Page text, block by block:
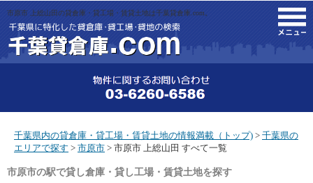
市原市 上総山田の貸倉庫・貸工場・賃貸土地は千葉貸倉庫.com。
千葉県内の貸倉庫・貸工場・賃貸土地の情報満載（トップ) > 千葉県の
エリアで探す > 市原市 > 市原市 上総山田 すべて一覧
市原市の駅で貸し倉庫・貸し工場・賃貸土地を探す